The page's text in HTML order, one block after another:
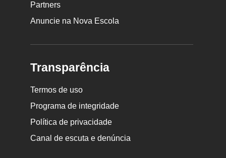
Partners
Anuncie na Nova Escola
Transparência
Termos de uso
Programa de integridade
Política de privacidade
Canal de escuta e denúncia